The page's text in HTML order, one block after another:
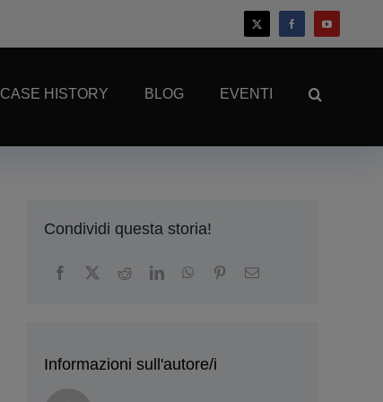
CASE HISTORY BLOG EVENTI
Condividi questa storia!
Informazioni sull'autore/i